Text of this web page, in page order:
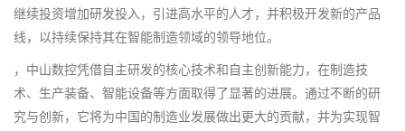
继续投资增加研发投入，引进高水平的人才，并积极开发新的产品
线，以持续保持其在智能制造领域的领导地位。
，中山数控凭借自主研发的核心技术和自主创新能力，在制造技
术、生产装备、智能设备等方面取得了显著的进展。通过不断的研
究与创新，它将为中国的制造业发展做出更大的贡献，并为实现智